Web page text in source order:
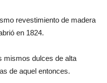
revestimiento de madera
en 1824.
mismos dulces de alta
de aquel entonces.